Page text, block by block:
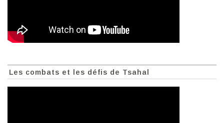
Les combats et les défis de Tsahal